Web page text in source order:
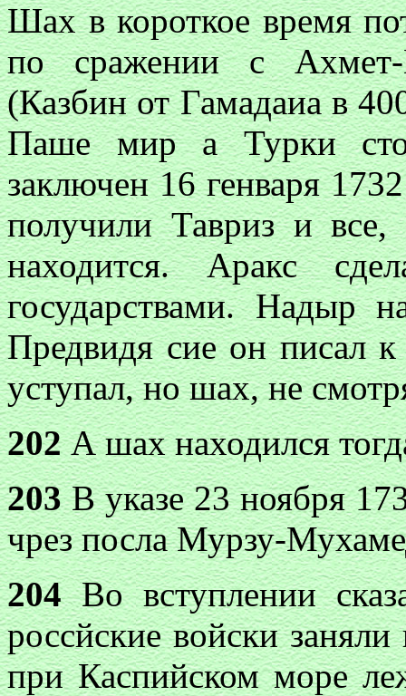
Шах в короткое время
по сражении с
(Казбин от Гамадаиа в
Паше мир а Турки
заключен 16 генваря
получили Тавриз и
находится. Аракс
государствами. Надыр
Предвидя сие он писал
уступал, но шах, не
202А шах находился
203В указе 23 ноября
чрез посла Мурзу-
204Во вступлении
россйские войски
при Каспийском море